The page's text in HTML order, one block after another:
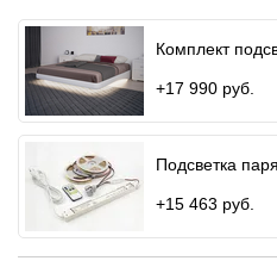
Комплект
+17 990 руб.
Подсветка
+15 463 руб.